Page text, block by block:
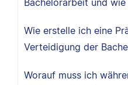
Bachelorarbeit und
Wie erstelle ich eine
Verteidigung der
Worauf muss ich